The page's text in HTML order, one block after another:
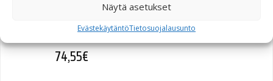
Näytä asetukset
EvästekäytäntöTietosuojalausunto
GASKET,PRIMARY COVER |
primary cover (34901-07)
74,55€